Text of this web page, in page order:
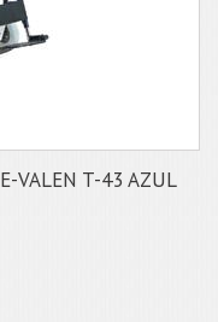
VALEN T-43 AZUL